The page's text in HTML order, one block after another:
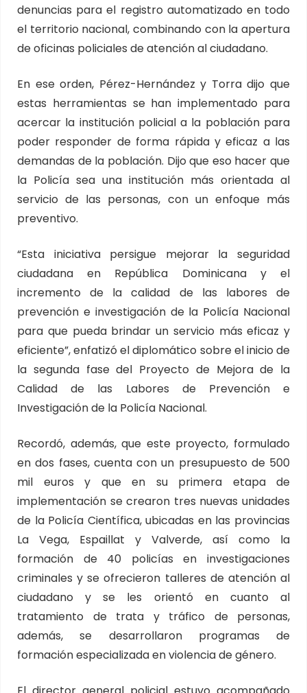
denuncias para el registro automatizado en todo
el territorio nacional, combinando con la apertura
de oficinas policiales de atención al ciudadano.
En ese orden, Pérez-Hernández y Torra dijo que
estas herramientas se han implementado para
acercar la institución policial a la población para
poder responder de forma rápida y eficaz a las
demandas de la población. Dijo que eso hacer que
la Policía sea una institución más orientada al
servicio de las personas, con un enfoque más
preventivo.
“Esta iniciativa persigue mejorar la seguridad
ciudadana en República Dominicana y el
incremento de la calidad de las labores de
prevención e investigación de la Policía Nacional
para que pueda brindar un servicio más eficaz y
eficiente”, enfatizó el diplomático sobre el inicio de
la segunda fase del Proyecto de Mejora de la
Calidad de las Labores de Prevención e
Investigación de la Policía Nacional.
Recordó, además, que este proyecto, formulado
en dos fases, cuenta con un presupuesto de 500
mil euros y que en su primera etapa de
implementación se crearon tres nuevas unidades
de la Policía Científica, ubicadas en las provincias
La Vega, Espaillat y Valverde, así como la
formación de 40 policías en investigaciones
criminales y se ofrecieron talleres de atención al
ciudadano y se les orientó en cuanto al
tratamiento de trata y tráfico de personas,
además, se desarrollaron programas de
formación especializada en violencia de género.